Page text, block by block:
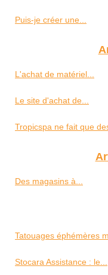
Puis-je créer une...
L'achat de matériel...
Le site d'achat de...
Tropicspa ne fait que
Des magasins à...
Tatouages éphémères
Stocara Assistance : le...